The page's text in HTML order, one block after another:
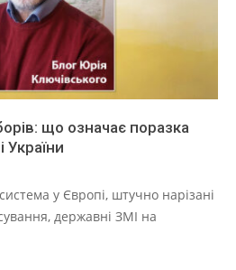
що означає поразка
у Європі, штучно нарізані
державні ЗМІ на